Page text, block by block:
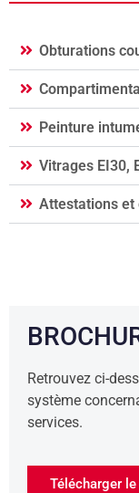
Obturations
Peinture
Vitrages EI30,
Attestations
Retrouvez ci-
système
services.
Télécharger le